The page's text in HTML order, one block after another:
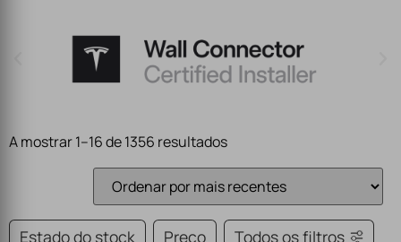
A mostrar 1–16 de 1356 resultados
Estado do stock Preço Todos os filtros